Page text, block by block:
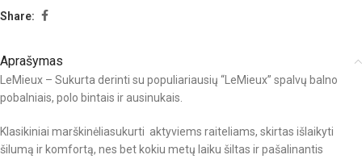
Share:
Aprašymas
LeMieux – Sukurta derinti su populiariausių “LeMieux” spalvų balno
pobalniais, polo bintais ir ausinukais.
Klasikiniai marškinėliasukurti aktyviems raiteliams, skirtas išlaikyti
šilumą ir komfortą, nes bet kokiu metų laiku šiltas ir pašalinantis